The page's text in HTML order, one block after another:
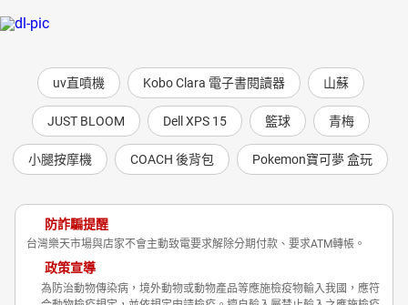
uv直噴機 Kobo Clara 電子書閱讀器 山蘇
JUST BLOOM Dell XPS 15 籃球 青梅
小腿按摩機 COACH 後背包 Pokemon寶可夢 盒玩
防詐騙提醒
台灣樂天市場與店家不會主動致電要求解除分期付款、要求ATM轉帳。
政策宣導
為防治動物傳染病，境外動物或動物產品等應施檢疫物輸入我國，應符